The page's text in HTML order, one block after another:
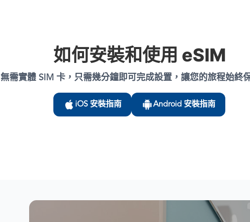
如何安裝和使用 eSIM
無需實體 SIM 卡，只需幾分鐘即可完成設置，讓您的旅程始終
iOS 安裝指南 Android 安裝指南